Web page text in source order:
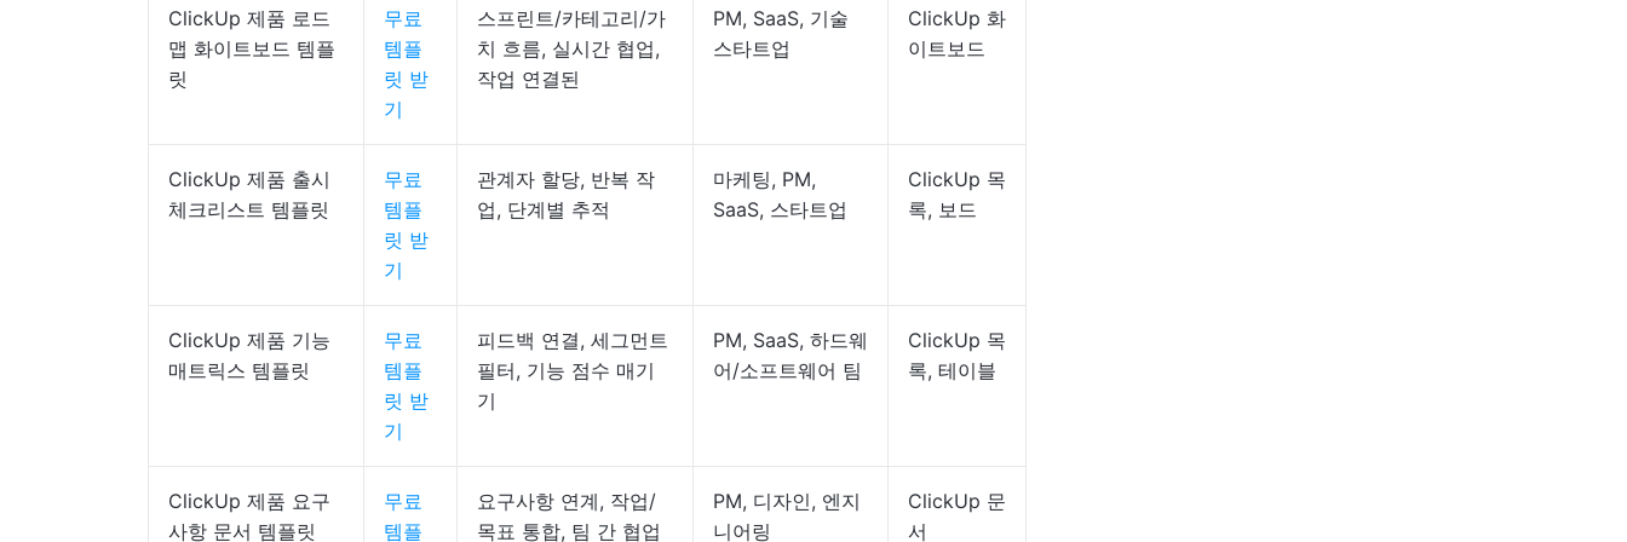
ClickUp 제품 로드
맵 화이트보드 템플
릿
무료
템플
릿 받
기
스프린트/카테고리/가
치 흐름, 실시간 협업,
작업 연결된
PM, SaaS, 기술
스타트업
ClickUp 화
이트보드
ClickUp 제품 출시
체크리스트 템플릿
무료
템플
릿 받
기
관계자 할당, 반복 작
업, 단계별 추적
마케팅, PM,
SaaS, 스타트업
ClickUp 목
록, 보드
ClickUp 제품 기능
매트릭스 템플릿
무료
템플
릿 받
기
피드백 연결, 세그먼트
필터, 기능 점수 매기
기
PM, SaaS, 하드웨
어/소프트웨어 팀
ClickUp 목
록, 테이블
ClickUp 제품 요구
사항 문서 템플릿
무료
템플
요구사항 연계, 작업/
목표 통합, 팀 간 협업
PM, 디자인, 엔지
니어링
ClickUp 문
서